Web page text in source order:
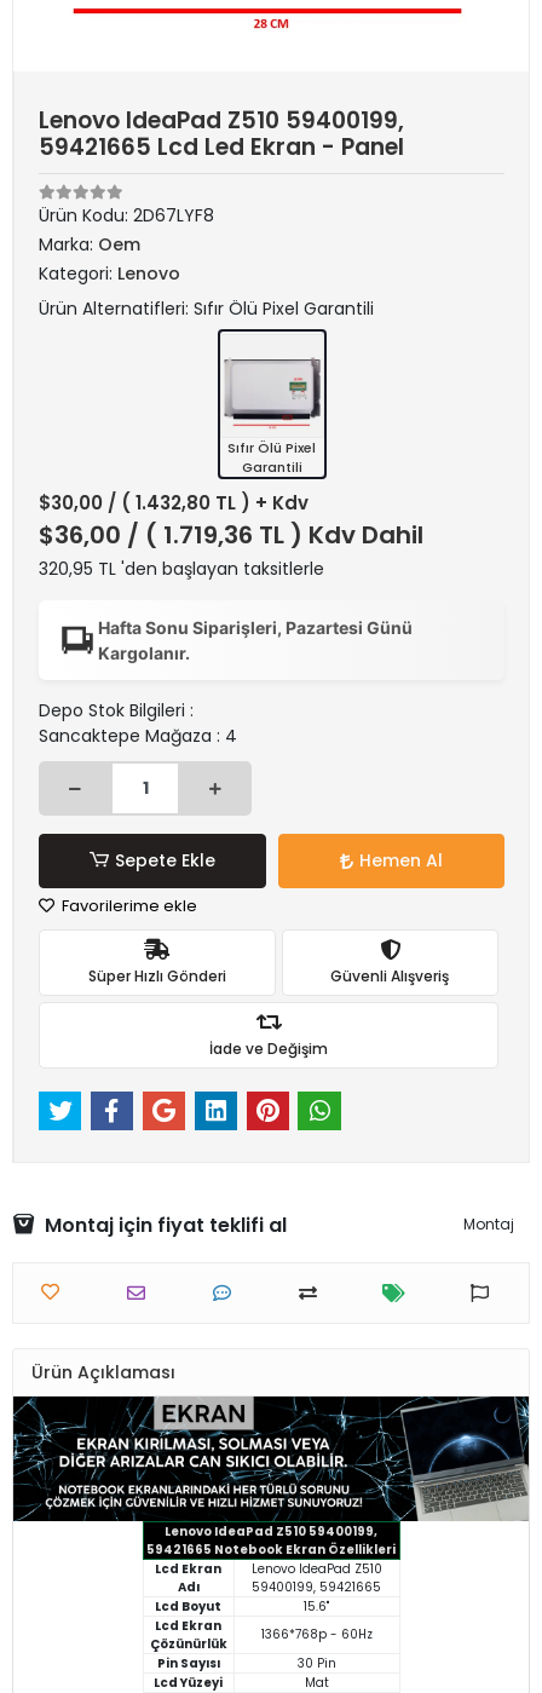
Lenovo IdeaPad Z510 59400199,
59421665 Lcd Led Ekran - Panel
Ürün Kodu: 2D67LYF8
Marka: Oem
Kategori: Lenovo
Ürün Alternatifleri: Sıfır Ölü Pixel Garantili
Sıfır Ölü Pixel
Garantili
$30,00 / ( 1.432,80 TL ) + Kdv
$36,00 / ( 1.719,36 TL ) Kdv Dahil
320,95 TL 'den başlayan taksitlerle
Hafta Sonu Siparişleri, Pazartesi Günü
Kargolanır.
Depo Stok Bilgileri :
Sancaktepe Mağaza : 4
Sepete Ekle Hemen Al
Favorilerime ekle
Süper Hızlı Gönderi Güvenli Alışveriş
İade ve Değişim
Montaj için fiyat teklifi al Montaj
Ürün Açıklaması
Lenovo IdeaPad Z510 59400199,
59421665 Notebook Ekran Özellikleri
Lcd Ekran
Adı
Lenovo IdeaPad Z510
59400199, 59421665
Lcd Boyut
15.6"
Lcd Ekran
Çözünürlük
1366*768p - 60Hz
Pin Sayısı
30 Pin
Lcd Yüzeyi
Mat